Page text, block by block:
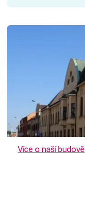
Více o naší budově